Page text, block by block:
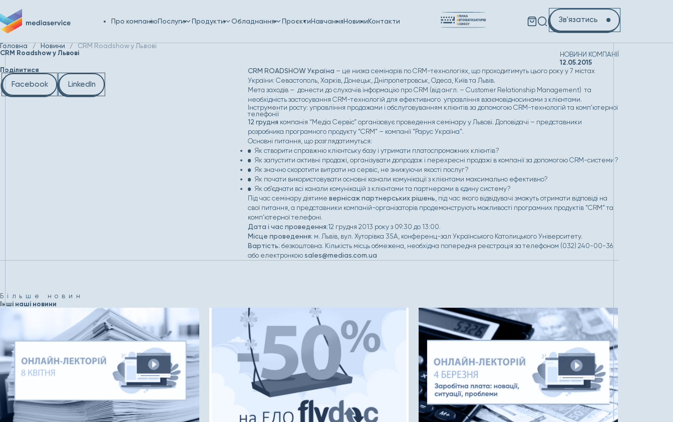
Про компаніюПослуги Продукти Обладнання ПроєктиНавчанняНовиниКонтакти Зв'язатись
Головна Новини CRM Roadshow у Львові
CRM Roadshow у Львові НОВИНИ КОМПАНІЇ
12.05.2015
Поділитися
Facebook LinkedIn
CRM ROADSHOW Україна – це низка семінарів по CRM-технологіях, що проходитимуть цього року у 7 містах
України: Севастополь, Харків, Донецьк, Дніпропетровськ, Одеса, Київ та Львів.
Мета заходів – донести до слухачів інформацію про CRM (від англ. – Customer Relationship Management) та
необхідність застосування CRM-технологій для ефективного управління взаємовідносинами з клієнтами.
Інструменти росту: управління продажами і обслуговуванням клієнтів за допомогою CRM-технологій та комп’ютерної
телефонії
12 грудня компанія “Медіа Сервіс” організовує проведення семінару у Львові. Доповідачі – представники
розробника програмного продукту “CRM” – компанії “Рарус Україна”.
Основні питання, що розглядатимуться:
Як створити справжню клієнтську базу і утримати платоспроможних клієнтів?
Як запустити активні продажі, організувати допродаж і перехресні продажі в компанії за допомогою CRM-системи?
Як значно скоротити витрати на сервіс, не знижуючи якості послуг?
Як почати використовувати основні канали комунікації з клієнтами максимально ефективно?
Як об’єднати всі канали комунікацій з клієнтами та партнерами в єдину систему?
Під час семінару діятиме вернісаж партнерських рішень , під час якого відвідувачі зможуть отримати відповіді на
свої питання, а представники компаній-організаторів продемонструють можливості програмних продуктів “CRM” та
комп’ютерної телефоні.
Дата і час проведення:12 грудня 2013 року з 09:30 до 13:00.
Місце проведення: м. Львів, вул. Хуторівка 35А, конференц-зал Українського Католицького Університету.
Вартість: безкоштовна. Кількість місць обмежена, необхідна попередня реєстрація за телефоном (032) 240-00-36
або електронкоюsales@medias.com.ua
Більше новин
Інші наші новини